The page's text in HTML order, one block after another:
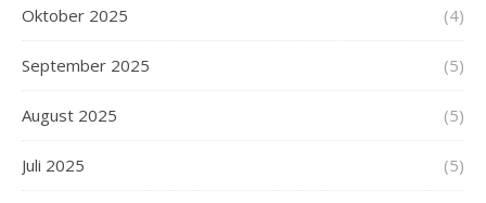
Oktober 2025 (4)
September 2025 (5)
August 2025 (5)
Juli 2025 (5)